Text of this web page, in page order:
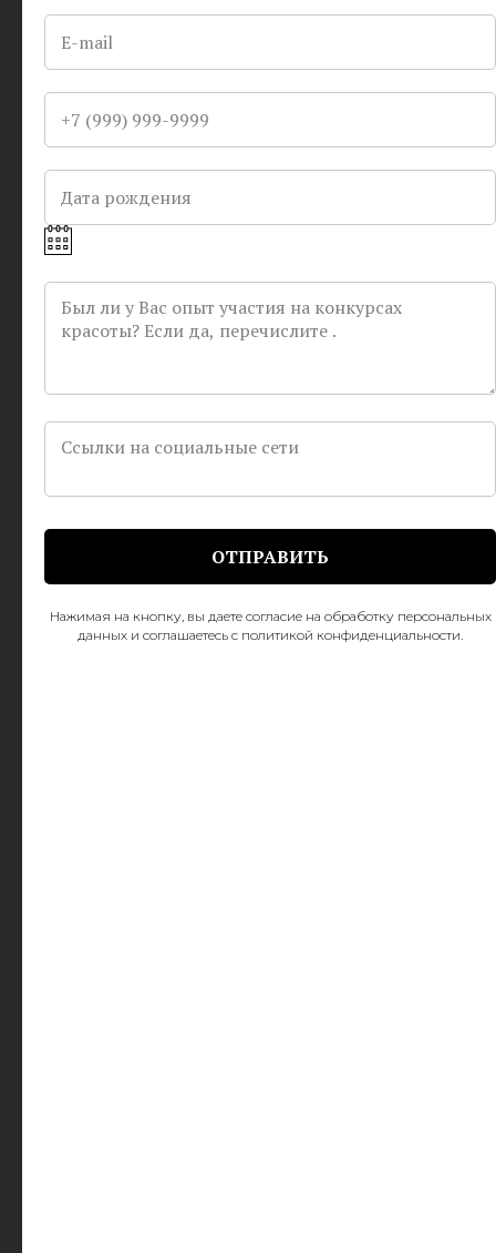
ОТПРАВИТЬ
Нажимая на кнопку, вы даете согласие на обработку персональных
данных и соглашаетесь cПолитикой конфиденциальности.
Профессиональные фотосессии
Работа с фотографом сложное, но очень увлекательное
занятие. На пути к финалу Вас ждет несколько образов и
множество снимков, которые будут являться для Вас
хорошим портфолио . Часть отобранных снимков будут
опубликованы на нашем сайте, где каждый желающий
сможет отдать за Вас свой голос, и приблизит к победе в
номинации Гран-При.
ОТПРАВИТЬ
Нажимая на кнопку, вы даете согласие на обработку персональных
данных и соглашаетесь c политикой конфиденциальности.